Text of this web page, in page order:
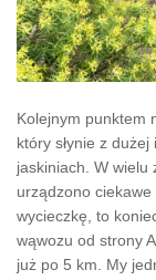
Kolejnym punktem
który słynie z
jaskiniach. W wielu
urządzono
wycieczkę, to
wąwozu od strony
już po 5 km. My